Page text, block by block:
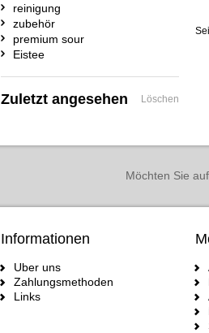
reinigung
zubehör
premium sour
Eistee
Zuletzt angesehen Löschen
Möchten Sie
Informationen
Uber uns
Zahlungsmethoden
Links